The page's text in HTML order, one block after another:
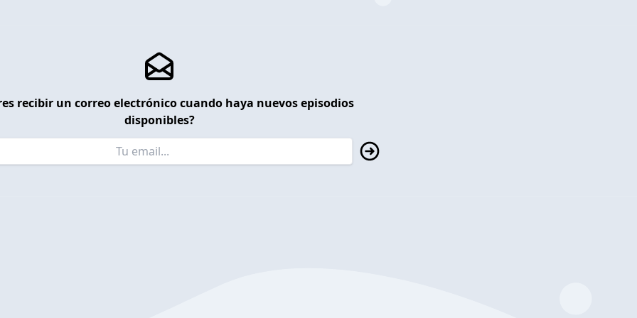
recibir un correo electrónico cuando haya nuevos episodios
disponibles?